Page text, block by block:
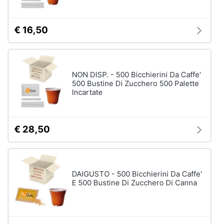
Assistenza
Esci
€ 16,50
NON DISP. - 500 Bicchierini Da Caffe'
500 Bustine Di Zucchero 500 Palette
Incartate
€ 28,50
DAIGUSTO - 500 Bicchierini Da Caffe'
E 500 Bustine Di Zucchero Di Canna